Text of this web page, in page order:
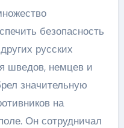
безопасность
русских
шведов, немцев и
значительную
на
Он сотрудничал